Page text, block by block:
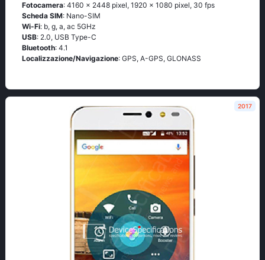
Fotocamera: 4160 x 2448 pixel, 1920 x 1080 pixel, 30 fps
Scheda SIM: Nano-SIM
Wi-Fi: b, g, а, ас 5GНz
USB: 2.0, USB Type-C
Bluetooth: 4.1
Localizzazione/Navigazione: GРS, А-GРS, GLОΝАSS
2017